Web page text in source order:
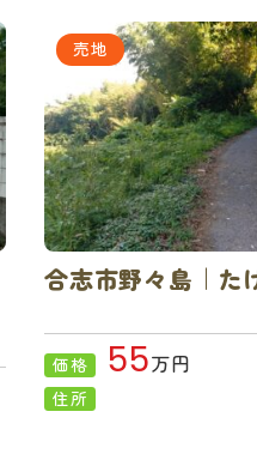
売地
合志市野々島｜た
価格 55万円
住所